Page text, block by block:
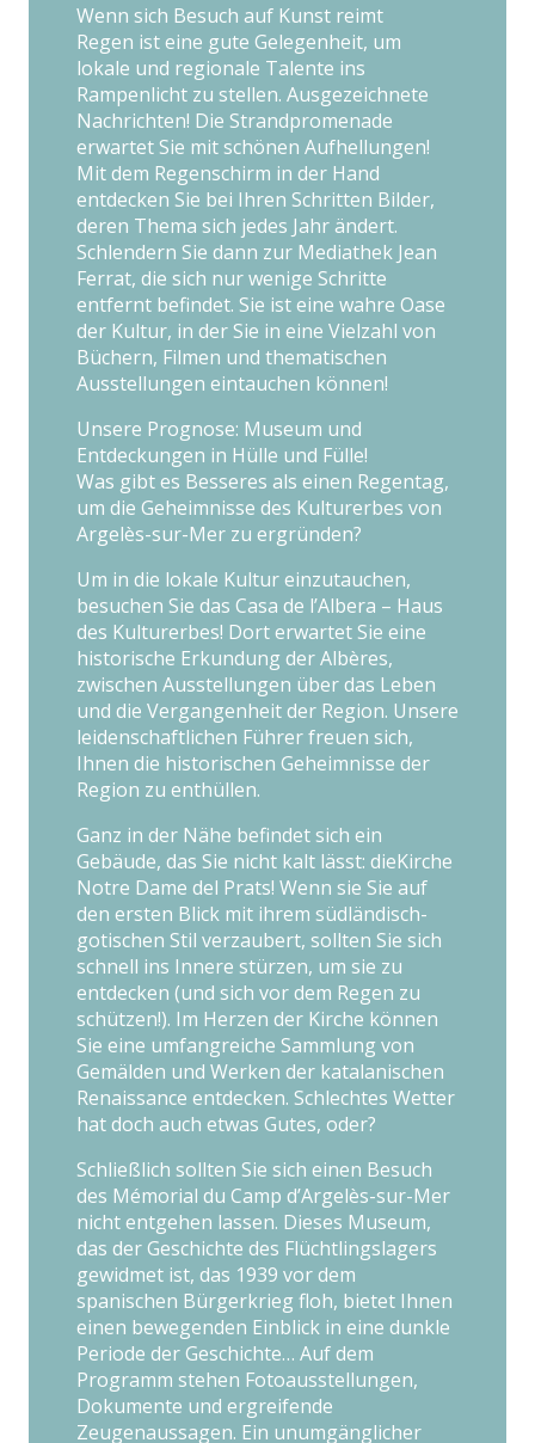
Wenn sich Besuch auf Kunst reimt
Regen ist eine gute Gelegenheit, um
lokale und regionale Talente ins
Rampenlicht zu stellen. Ausgezeichnete
Nachrichten! Die Strandpromenade
erwartet Sie mit schönen Aufhellungen!
Mit dem Regenschirm in der Hand
entdecken Sie bei Ihren Schritten Bilder,
deren Thema sich jedes Jahr ändert.
Schlendern Sie dann zur Mediathek Jean
Ferrat, die sich nur wenige Schritte
entfernt befindet. Sie ist eine wahre Oase
der Kultur, in der Sie in eine Vielzahl von
Büchern, Filmen und thematischen
Ausstellungen eintauchen können!
Unsere Prognose: Museum und
Entdeckungen in Hülle und Fülle!
Was gibt es Besseres als einen Regentag,
um die Geheimnisse des Kulturerbes von
Argelès-sur-Mer zu ergründen?
Um in die lokale Kultur einzutauchen,
besuchen Sie das Casa de l’Albera – Haus
des Kulturerbes! Dort erwartet Sie eine
historische Erkundung der Albères,
zwischen Ausstellungen über das Leben
und die Vergangenheit der Region. Unsere
leidenschaftlichen Führer freuen sich,
Ihnen die historischen Geheimnisse der
Region zu enthüllen.
Ganz in der Nähe befindet sich ein
Gebäude, das Sie nicht kalt lässt: dieKirche
Notre Dame del Prats! Wenn sie Sie auf
den ersten Blick mit ihrem südländisch-
gotischen Stil verzaubert, sollten Sie sich
schnell ins Innere stürzen, um sie zu
entdecken (und sich vor dem Regen zu
schützen!). Im Herzen der Kirche können
Sie eine umfangreiche Sammlung von
Gemälden und Werken der katalanischen
Renaissance entdecken. Schlechtes Wetter
hat doch auch etwas Gutes, oder?
Schließlich sollten Sie sich einen Besuch
des Mémorial du Camp d’Argelès-sur-Mer
nicht entgehen lassen. Dieses Museum,
das der Geschichte des Flüchtlingslagers
gewidmet ist, das 1939 vor dem
spanischen Bürgerkrieg floh, bietet Ihnen
einen bewegenden Einblick in eine dunkle
Periode der Geschichte… Auf dem
Programm stehen Fotoausstellungen,
Dokumente und ergreifende
Zeugenaussagen. Ein unumgänglicher